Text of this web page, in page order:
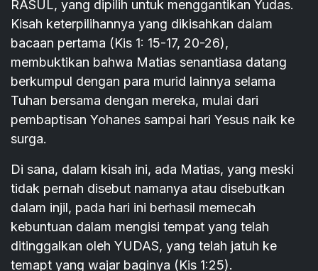
RASUL, yang dipilih untuk menggantikan Yudas.
Kisah keterpilihannya yang dikisahkan dalam
bacaan pertama (Kis 1: 15-17, 20-26),
membuktikan bahwa Matias senantiasa datang
berkumpul dengan para murid lainnya selama
Tuhan bersama dengan mereka, mulai dari
pembaptisan Yohanes sampai hari Yesus naik ke
surga.
Di sana, dalam kisah ini, ada Matias, yang meski
tidak pernah disebut namanya atau disebutkan
dalam injil, pada hari ini berhasil memecah
kebuntuan dalam mengisi tempat yang telah
ditinggalkan oleh YUDAS, yang telah jatuh ke
temapt yang wajar baginya (Kis 1:25).